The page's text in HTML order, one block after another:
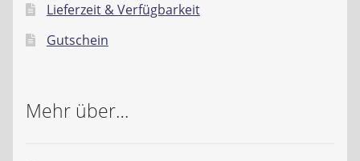
Lieferzeit & Verfügbarkeit
Gutschein
Mehr über…